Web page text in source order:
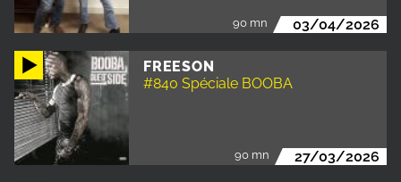
90 mn 03/04/2026
FREESON
#840 Spéciale BOOBA
90 mn 27/03/2026